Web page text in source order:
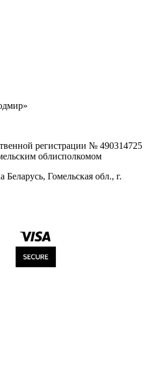
регистрации № 490314725
облисполкомом
Гомельская обл., г.